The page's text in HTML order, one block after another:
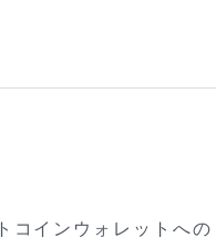
インウォレットへ